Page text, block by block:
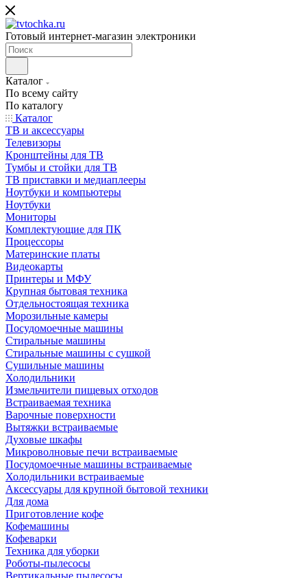
Готовый интернет-магазин электроники
Каталог
По всему сайту
По каталогу
Каталог
ТВ и аксессуары
Телевизоры
Кронштейны для ТВ
Тумбы и стойки для ТВ
ТВ приставки и медиаплееры
Ноутбуки и компьютеры
Ноутбуки
Мониторы
Комплектующие для ПК
Процессоры
Материнские платы
Видеокарты
Принтеры и МФУ
Крупная бытовая техника
Отдельностоящая техника
Морозильные камеры
Посудомоечные машины
Стиральные машины
Стиральные машины с сушкой
Сушильные машины
Холодильники
Измельчители пищевых отходов
Встраиваемая техника
Варочные поверхности
Вытяжки встраиваемые
Духовые шкафы
Микроволновые печи встраиваемые
Посудомоечные машины встраиваемые
Холодильники встраиваемые
Аксессуары для крупной бытовой техники
Для дома
Приготовление кофе
Кофемашины
Кофеварки
Техника для уборки
Роботы-пылесосы
Вертикальные пылесосы